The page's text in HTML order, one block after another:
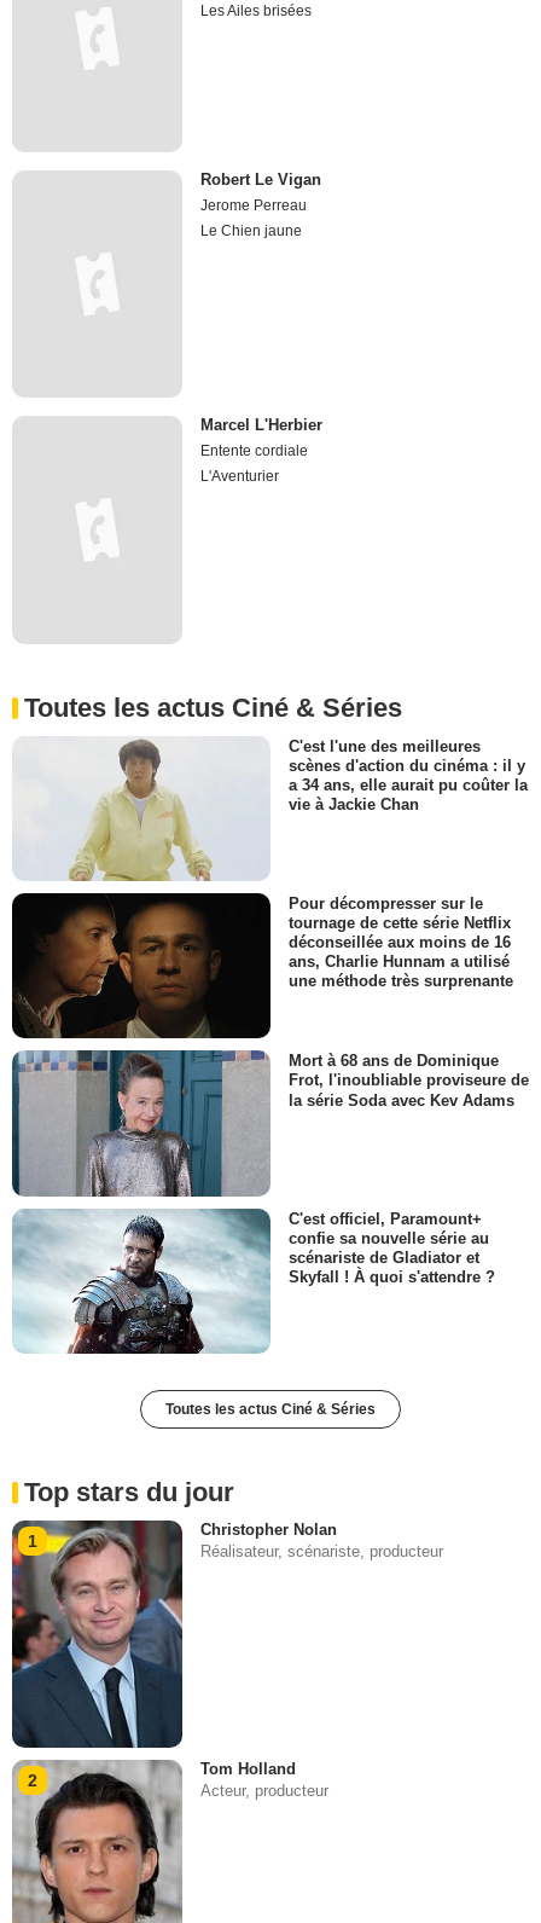
Les Ailes brisées
Robert Le Vigan
Jerome Perreau
Le Chien jaune
Marcel L'Herbier
Entente cordiale
L'Aventurier
Toutes les actus Ciné & Séries
C'est l'une des meilleures
scènes d'action du cinéma : il y
a 34 ans, elle aurait pu coûter la
vie à Jackie Chan
Pour décompresser sur le
tournage de cette série Netflix
déconseillée aux moins de 16
ans, Charlie Hunnam a utilisé
une méthode très surprenante
Mort à 68 ans de Dominique
Frot, l'inoubliable proviseure de
la série Soda avec Kev Adams
C'est officiel, Paramount+
confie sa nouvelle série au
scénariste de Gladiator et
Skyfall ! À quoi s'attendre ?
Toutes les actus Ciné & Séries
Top stars du jour
1
Christopher Nolan
Réalisateur, scénariste, producteur
2
Tom Holland
Acteur, producteur